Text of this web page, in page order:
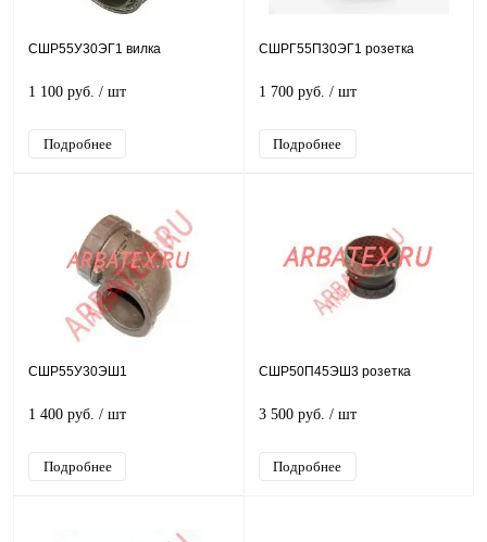
СШР55У30ЭГ1 вилка
1 100 руб. / шт
Подробнее
СШРГ55П30ЭГ1 розетка
1 700 руб. / шт
Подробнее
СШР55У30ЭШ1
1 400 руб. / шт
Подробнее
СШР50П45ЭШ3 розетка
3 500 руб. / шт
Подробнее